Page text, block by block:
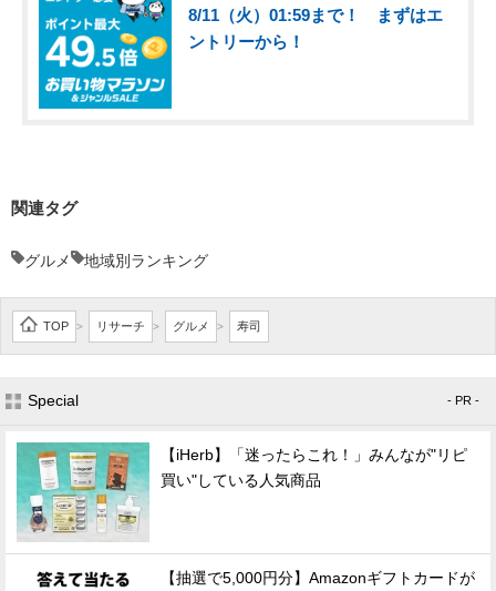
8/11（火）01:59まで！ まずはエ
ントリーから！
関連タグ
グルメ 地域別ランキング
TOP > リサーチ > グルメ > 寿司
Special - PR -
【iHerb】「迷ったらこれ！」みんなが"リピ
買い"している人気商品
【抽選で5,000円分】Amazonギフトカードが